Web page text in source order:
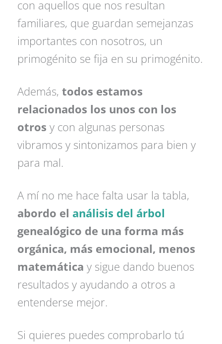
con aquellos que nos resultan
familiares, que guardan semejanzas
importantes con nosotros, un
primogénito se fija en su primogénito.
Además, todos estamos
relacionados los unos con los
otros y con algunas personas
vibramos y sintonizamos para bien y
para mal.
A mí no me hace falta usar la tabla,
abordo el análisis del árbol
genealógico de una forma más
orgánica, más emocional, menos
matemática y sigue dando buenos
resultados y ayudando a otros a
entenderse mejor.
Si quieres puedes comprobarlo tú